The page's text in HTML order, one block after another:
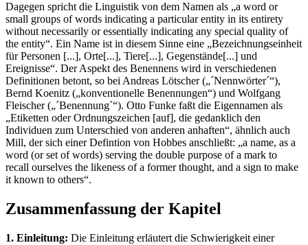
Dagegen spricht die Linguistik von dem Namen als „a word or
small groups of words indicating a particular entity in its entirety
without necessarily or essentially indicating any special quality of
the entity“. Ein Name ist in diesem Sinne eine „Bezeichnungseinheit
für Personen [...], Orte[...], Tiere[...], Gegenstände[...] und
Ereignisse“. Der Aspekt des Benennens wird in verschiedenen
Definitionen betont, so bei Andreas Lötscher („´Nennwörter´“),
Bernd Koenitz („konventionelle Benennungen“) und Wolfgang
Fleischer („´Benennung´“). Otto Funke faßt die Eigennamen als
„Etiketten oder Ordnungszeichen [auf], die gedanklich den
Individuen zum Unterschied von anderen anhaften“, ähnlich auch
Mill, der sich einer Defintion von Hobbes anschließt: „a name, as a
word (or set of words) serving the double purpose of a mark to
recall ourselves the likeness of a former thought, and a sign to make
it known to others“.
Zusammenfassung der Kapitel
1. Einleitung: Die Einleitung erläutert die Schwierigkeit einer